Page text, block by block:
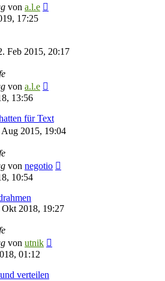
von a.l.e
17:25
Feb 2015, 20:17
von a.l.e
13:56
für Text
2015, 19:04
von negotio
10:54
2018, 19:27
von utnik
01:12
verteilen